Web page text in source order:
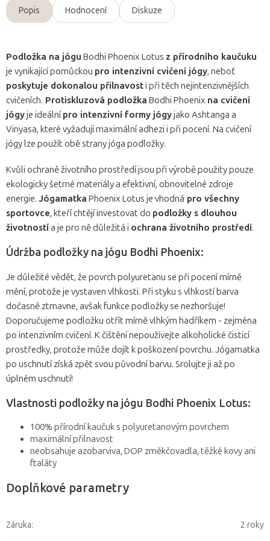
Popis Hodnocení Diskuze
Podložka na jógu Bodhi Phoenix Lotus z přírodního kaučuku
je vynikající pomůckou pro intenzivní cvičení jógy, neboť
poskytuje dokonalou přilnavosti při těch nejintenzivnějších
cvičeních. Protiskluzová podložka Bodhi Phoenix na cvičení
jógyje ideální pro intenzivní formy jógyjako Ashtanga a
Vinyasa, které vyžadují maximální adhezi i při pocení. Na cvičení
jógy lze použít obě strany jóga podložky.
Kvůli ochraně životního prostředí jsou při výrobě použity pouze
ekologicky šetrné materiály a efektivní, obnovitelné zdroje
energie. Jógamatka Phoenix Lotus je vhodná pro všechny
sportovce, kteří chtějí investovat do podložky s dlouhou
životnostía je pro ně důležitá i ochrana životního prostředí.
Údržba podložky na jógu Bodhi Phoenix:
Je důležité vědět, že povrch polyuretanu se při pocení mírně
mění, protože je vystaven vlhkosti. Při styku s vlhkostí barva
dočasně ztmavne, avšak funkce podložky se nezhoršuje!
Doporučujeme podložku otřít mírně vlhkým hadříkem - zejména
po intenzivním cvičení. K čištění nepoužívejte alkoholické čisticí
prostředky, protože může dojít k poškození povrchu. Jógamatka
po uschnutí získá zpět svou původní barvu. Srolujte ji až po
úplném uschnutí!
Vlastnosti podložky na jógu Bodhi Phoenix Lotus:
100% přírodní kaučuk s polyuretanovým povrchem
maximální přilnavost
neobsahuje azobarviva, DOP změkčovadla, těžké kovy ani
ftaláty
Doplňkové parametry
Záruka: 2 roky